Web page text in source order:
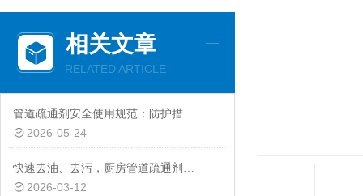
相关文章
RELATED ARTICLE
管道疏通剂安全使用规范：防护措施、反应时间与冲洗要求
2026-05-24
快速去油、去污，厨房管道疏通剂带来更强清洁力
2026-03-12